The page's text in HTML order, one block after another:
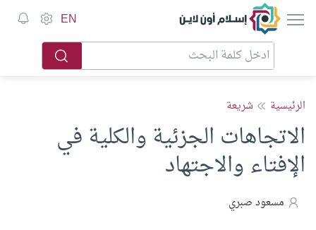
إسلام أون لاين EN
الرئيسية شريعة
الاتجاهات الجزئية والكلية في
الإفتاء والاجتهاد
مسعود صبري